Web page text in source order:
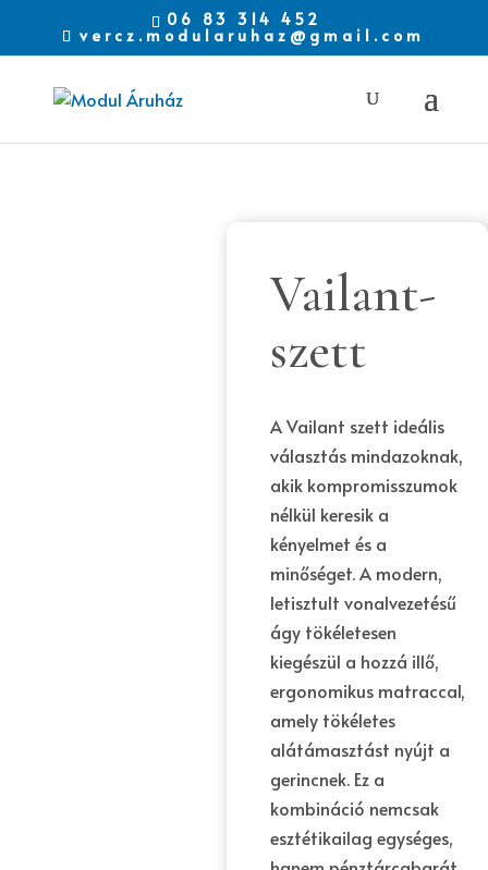
06 83 314 452
vercz.modularuhaz@gmail.com
Vailant-
szett
A Vailant szett ideális
választás mindazoknak,
akik kompromisszumok
nélkül keresik a
kényelmet és a
minőséget. A modern,
letisztult vonalvezetésű
ágy tökéletesen
kiegészül a hozzá illő,
ergonomikus matraccal,
amely tökéletes
alátámasztást nyújt a
gerincnek. Ez a
kombináció nemcsak
esztétikailag egységes,